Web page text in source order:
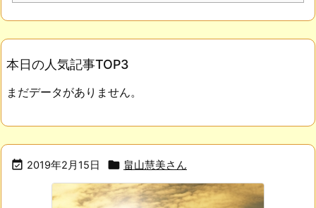
本日の人気記事TOP3
まだデータがありません。
 2019年2月15日  畠山慧美さん